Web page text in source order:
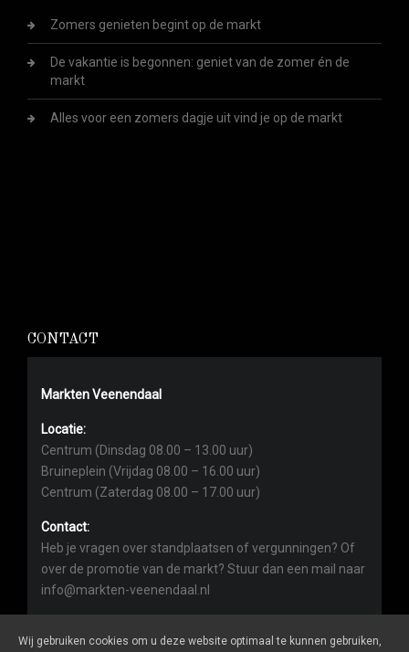
Zomers genieten begint op de markt
De vakantie is begonnen: geniet van de zomer én de
markt
Alles voor een zomers dagje uit vind je op de markt
CONTACT
Markten Veenendaal
Locatie:
Centrum (Dinsdag 08.00 – 13.00 uur)
Bruineplein (Vrijdag 08.00 – 16.00 uur)
Centrum (Zaterdag 08.00 – 17.00 uur)
Contact:
Heb je vragen over standplaatsen of vergunningen? Of
over de promotie van de markt? Stuur dan een mail naar
info@markten-veenendaal.nl
Wij gebruiken cookies om u deze website optimaal te kunnen gebruiken,